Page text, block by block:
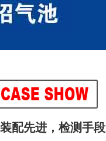
支架水池
配先进，检测手